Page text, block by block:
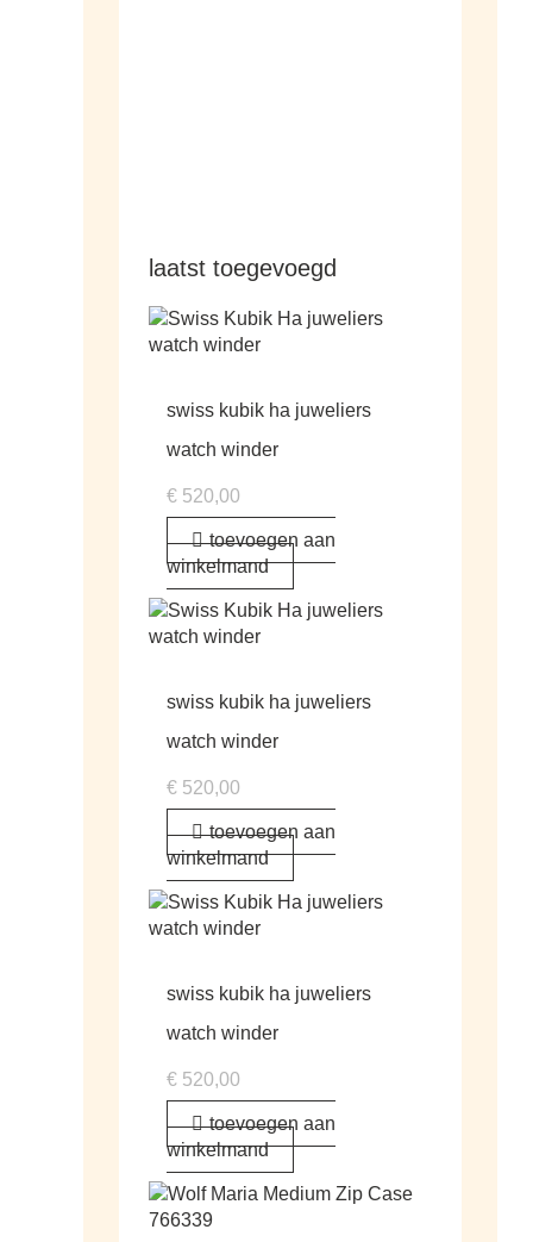
laatst toegevoegd
swiss kubik ha juweliers
watch winder
€ 520,00
toevoegen aan
winkelmand
swiss kubik ha juweliers
watch winder
€ 520,00
toevoegen aan
winkelmand
swiss kubik ha juweliers
watch winder
€ 520,00
toevoegen aan
winkelmand